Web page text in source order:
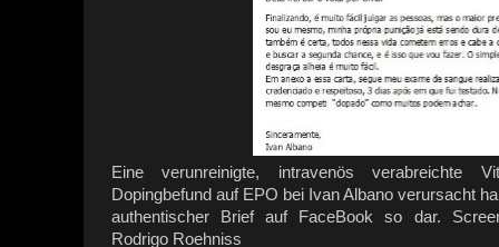
Eine verunreinigte, intravenös verabreichte
Dopingbefund auf EPO bei Ivan Albano verursacht
authentischer Brief auf FaceBook so dar.
Rodrigo Roehniss